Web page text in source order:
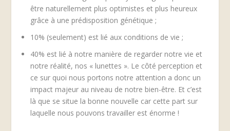
être naturellement plus optimistes et plus heureux
grâce à une prédisposition génétique ;
10% (seulement) est lié aux conditions de vie ;
40% est lié à notre manière de regarder notre vie et
notre réalité, nos « lunettes ». Le côté perception et
ce sur quoi nous portons notre attention a donc un
impact majeur au niveau de notre bien-être. Et c’est
là que se situe la bonne nouvelle car cette part sur
laquelle nous pouvons travailler est énorme !